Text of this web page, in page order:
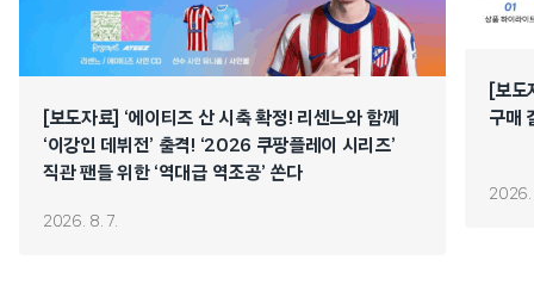
[보도자료] ‘에이티즈 산 시축 확정! 리센느와 함께
‘이강인 데뷔전’ 출격! ‘2026 쿠팡플레이 시리즈’
직관 팬들 위한 ‘역대급 역조공’ 쏜다
2026. 8. 7.
[보
구매
2026.